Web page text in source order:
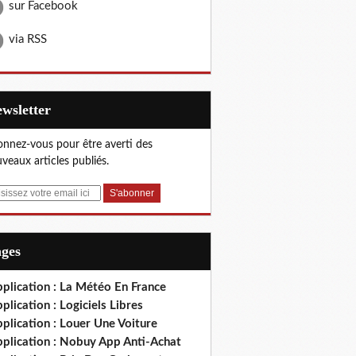
sur Facebook
via RSS
vous pour être averti des
articles publiés.
: La Météo En France
: Logiciels Libres
: Louer Une Voiture
: Nobuy App Anti-Achat